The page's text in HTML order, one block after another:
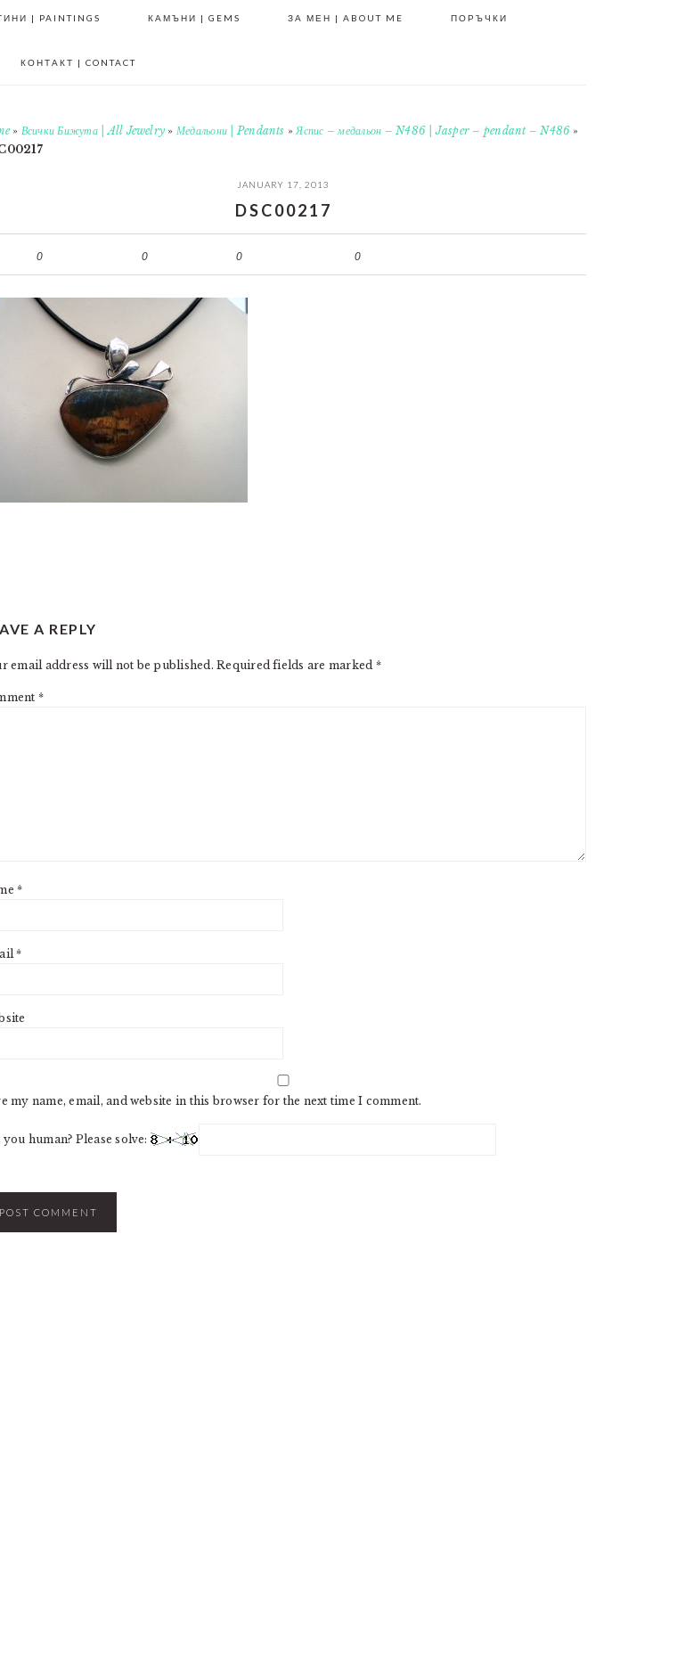
| PAINTINGS КАМЪНИ | GEMS ЗА МЕН | ABOUT ME ПОРЪЧКИ
КОНТАКТ | CONTACT
» Всички Бижута | All Jewelry » Медальони | Pendants »Яспис – медальон – N486 | Jasper – pendant – N486 »
JANUARY 17, 2013
DSC00217
0 0 0 0
A REPLY
email address will not be published. Required fields are marked *
*
*
*
my name, email, and website in this browser for the next time I comment.
you human? Please solve: